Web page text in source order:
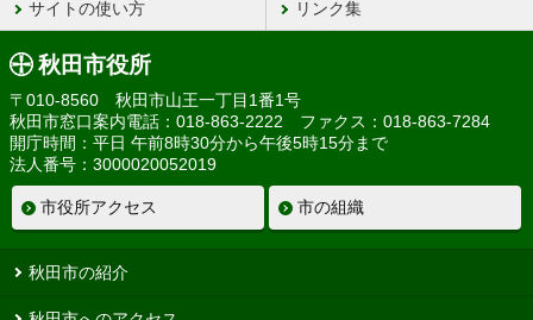
サイトの使い方 リンク集
秋田市役所
〒010-8560 秋田市山王一丁目1番1号
秋田市窓口案内電話：018-863-2222 ファクス：018-863-7284
開庁時間：平日 午前8時30分から午後5時15分まで
法人番号：3000020052019
市役所アクセス 市の組織
秋田市の紹介